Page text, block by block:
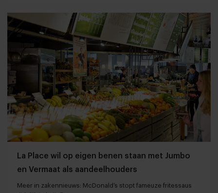
La Place wil op eigen benen staan met Jumbo
en Vermaat als aandeelhouders
Meer in zakennieuws: McDonald’s stopt fameuze fritessaus